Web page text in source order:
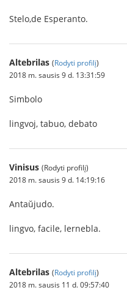
Stelo,de Esperanto.
Altebrilas (Rodyti profilį)
2018 m. sausis 9 d. 13:31:59
Simbolo
lingvoj, tabuo, debato
Vinisus (Rodyti profilį)
2018 m. sausis 9 d. 14:19:16
Antaŭjudo.
lingvo, facile, lernebla.
Altebrilas (Rodyti profilį)
2018 m. sausis 11 d. 09:57:40